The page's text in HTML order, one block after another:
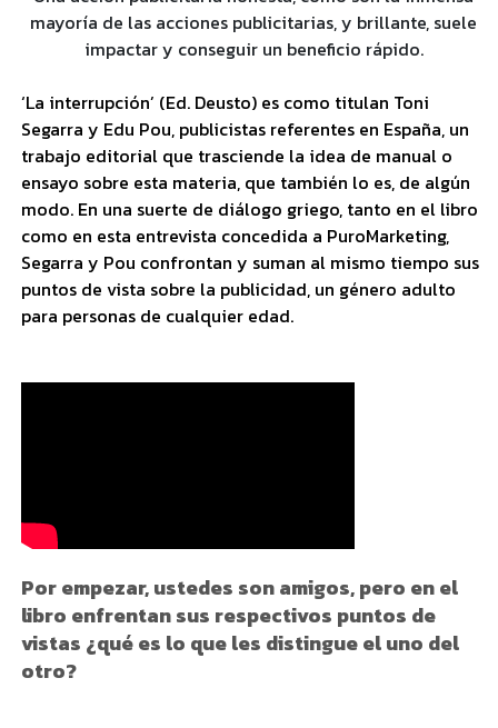
mayoría de las acciones publicitarias, y brillante, suele
impactar y conseguir un beneficio rápido.
‘La interrupción’ (Ed. Deusto) es como titulan Toni
Segarra y Edu Pou, publicistas referentes en España, un
trabajo editorial que trasciende la idea de manual o
ensayo sobre esta materia, que también lo es, de algún
modo. En una suerte de diálogo griego, tanto en el libro
como en esta entrevista concedida a PuroMarketing,
Segarra y Pou confrontan y suman al mismo tiempo sus
puntos de vista sobre la publicidad, un género adulto
para personas de cualquier edad.
Por empezar, ustedes son amigos, pero en el
libro enfrentan sus respectivos puntos de
vistas ¿qué es lo que les distingue el uno del
otro?